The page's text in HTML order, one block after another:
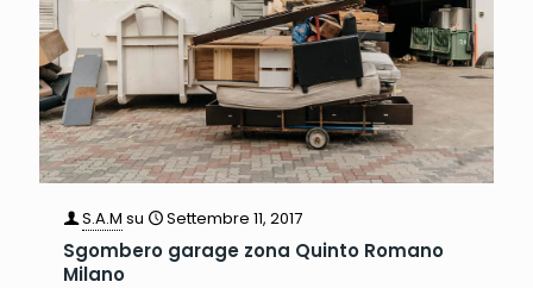
S.A.M su Settembre 11, 2017
Sgombero garage zona Quinto Romano
Milano